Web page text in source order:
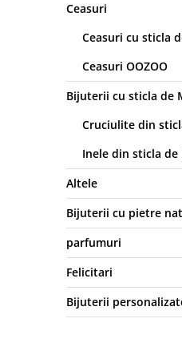
Ceasuri
Ceasuri cu sticla
Ceasuri OOZOO
Bijuterii cu sticla de
Cruciulite din
Inele din sticla de
Altele
Bijuterii cu pietre
parfumuri
Felicitari
Bijuterii